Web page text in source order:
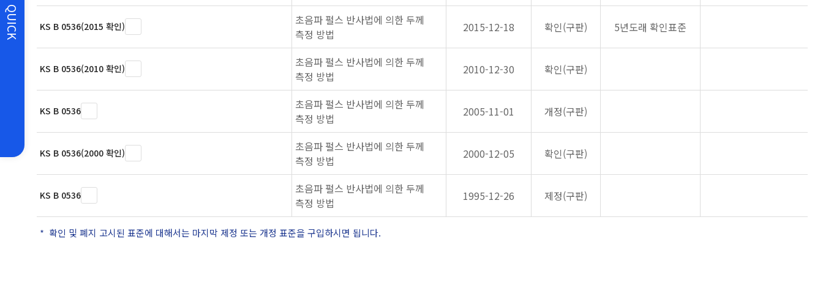
QUICK KS B 0536(2015 확인)
초음파 펄스 반사법에 의한 두께
측정 방법
2015-12-18 확인(구판) 5년도래 확인표준
KS B 0536(2010 확인)
초음파 펄스 반사법에 의한 두께
측정 방법
2010-12-30 확인(구판)
KS B 0536
초음파 펄스 반사법에 의한 두께
측정 방법
2005-11-01 개정(구판)
KS B 0536(2000 확인)
초음파 펄스 반사법에 의한 두께
측정 방법
2000-12-05 확인(구판)
KS B 0536
초음파 펄스 반사법에 의한 두께
측정 방법
1995-12-26 제정(구판)
확인 및 폐지 고시된 표준에 대해서는 마지막 제정 또는 개정 표준을 구입하시면 됩니다.